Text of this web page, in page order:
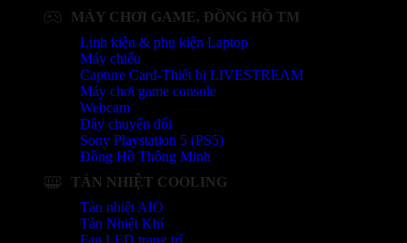
MÁY CHƠI GAME, ĐỒNG HỒ TM
Linh kiện & phụ kiện Laptop
Máy chiếu
Capture Card-Thiết bị LIVESTREAM
Máy chơi game console
Webcam
Dây chuyển đổi
Sony Playstation 5 (PS5)
Đồng Hồ Thông Minh
TẢN NHIỆT COOLING
Tản nhiệt AIO
Tản Nhiệt Khí
Fan LED trang trí